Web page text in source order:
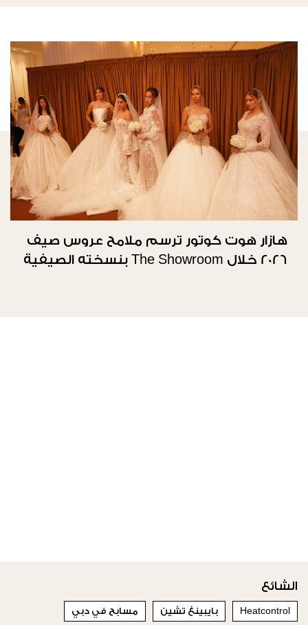
هازار هوت كوتور ترسم ملامح عروس صيف
2026 خلال The Showroom بنسخته الصيفية
الشائع
Heatcontrol بايبينغ تشين مسابح في دبي